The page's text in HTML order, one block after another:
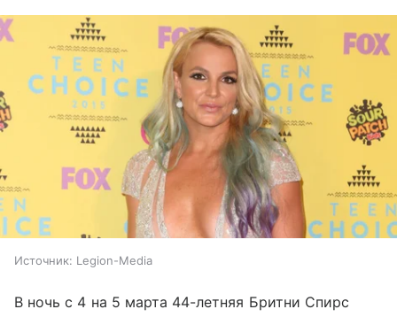
Источник: Legion-Media
В ночь с 4 на 5 марта 44-летняя Бритни Спирс